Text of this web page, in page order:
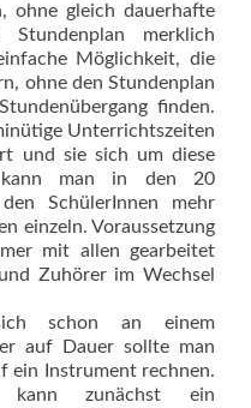
ohne gleich dauerhafte
merklich
Möglichkeit, die
ohne den Stundenplan
finden.
Unterrichtszeiten
und sie sich um diese
kann man in den 20
SchülerInnen mehr
einzeln. Voraussetzung
mit allen gearbeitet
Zuhörer im Wechsel
schon an einem
auf Dauer sollte man
ein Instrument rechnen.
kann zunächst ein